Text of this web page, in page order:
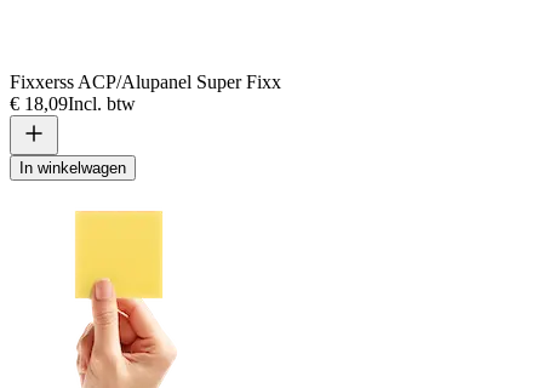
Fixxerss ACP/Alupanel Super Fixx
€ 18,09Incl. btw
In winkelwagen